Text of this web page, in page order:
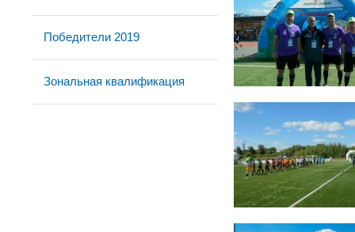
Победители 2019
Зональная квалификация